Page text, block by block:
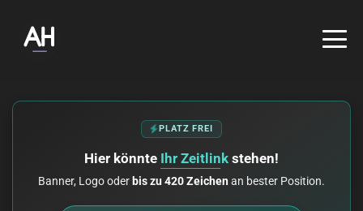
PLATZ FREI
Hier könnte Ihr Zeitlink stehen!
Banner, Logo oder bis zu 420 Zeichen an bester Position.